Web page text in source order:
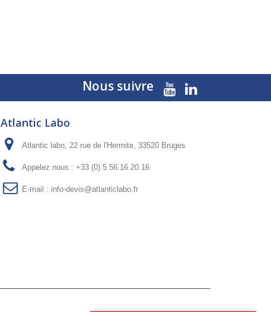
Nous suivre
Atlantic Labo
Atlantic labo, 22 rue de l'Hermite, 33520 Bruges
Appelez nous : +33 (0) 5.56.16.20.16
E-mail : info-devis@atlanticlabo.fr